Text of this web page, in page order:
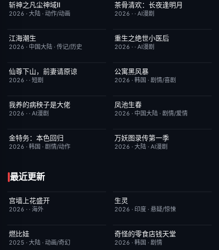
更新至第09集
斩神之凡尘神域Ⅱ
2026 · 大陆 · 动作/动画
完结
茶骨清欢：长夜逢明月
2026 · · AI漫剧
更新至第22集
江海潮生
2026 · 中国大陆 · 传记/历史
完结
重生之绝世小医后
2026 · · AI漫剧
完结
仙尊下山，前妻请原谅
2026 · · 短剧
更新至第08集
公寓黑风暴
2026 · 韩国 · 剧情/喜剧
完结
我养的病秧子是大佬
2026 · · AI漫剧
已完结
凤池生春
2026 · 中国大陆 · 剧情/爱情
已完结
金特务：本色回归
2026 · 韩国 · 剧情/动作
完结
万妖图录传第一季
2026 · 大陆 · AI漫剧
最近更新
更新至第4集
宫墙上花盛开
2026 · · 海外
今日更新
生灵
2026 · 印度 · 悬疑/惊悚
HD国语
燃比娃
2025 · 大陆 · 动画/奇幻
HD中字
奇怪的零食店钱天堂
2026 · 韩国 · 剧情